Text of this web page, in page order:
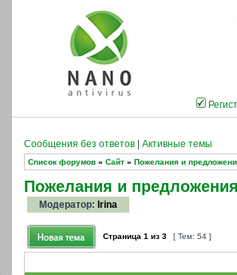
Сообщения без ответов Активные темы
Список форумов » Сайт » Пожелания и
Пожелания и
Модератор: Irina
Страница 1 из 3 [ Тем: 54 ]